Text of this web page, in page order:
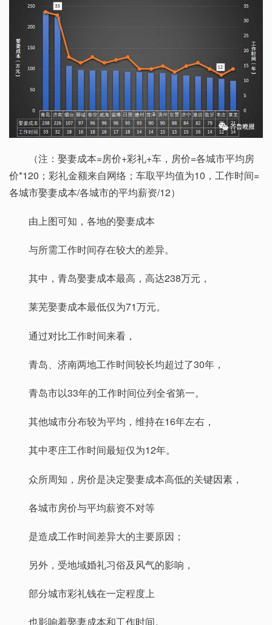
（注：娶妻成本=房价+彩礼+车，房价=各城市平均房
价*120；彩礼金额来自网络；车取平均值为10，工作时间=
各城市娶妻成本/各城市的平均薪资/12）
由上图可知，各地的娶妻成本
与所需工作时间存在较大的差异。
其中，青岛娶妻成本最高，高达238万元，
莱芜娶妻成本最低仅为71万元。
通过对比工作时间来看，
青岛、济南两地工作时间较长均超过了30年，
青岛市以33年的工作时间位列全省第一。
其他城市分布较为平均，维持在16年左右，
其中枣庄工作时间最短仅为12年。
众所周知，房价是决定娶妻成本高低的关键因素，
各城市房价与平均薪资不对等
是造成工作时间差异大的主要原因；
另外，受地域婚礼习俗及风气的影响，
部分城市彩礼钱在一定程度上
也影响着娶妻成本和工作时间。